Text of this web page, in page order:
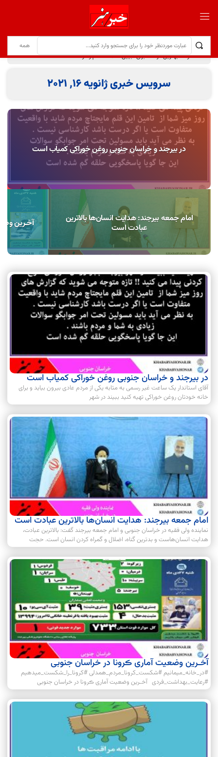
هفته دولت بهترین فرصت برای تبیین خدمات نظام و دولت
سرویس خبری ژانویه 16, 2021
در بیرجند و خراسان جنوبی روغن خوراکی کمیاب است
امام جمعه بیرجند: هدایت انسان‌ها بالاترین
عبادت است
آخـرین
در بیرجند و خراسان جنوبی روغن خوراکی کمیاب است
آقای استاندار یک ساعت غیر رسمی به مثابه یکی از مردم عادی بیرون بیاید و برای
خانه خودتان روغن خوراکی تهیه کنید ببیند در شهر
امام جمعه بیرجند: هدایت انسان‌ها بالاترین عبادت است
نماینده ولی فقیه در خراسان جنوبی و امام جمعه بیرجند گفت: بالاترین عبادت،
هدایت انسان‌هاست و بدترین گناه، اضلال و گمراه کردن انسان است. حجت
آخـرین وضعیت آماری ڪرونا در خراسان جنوبی
#در_خانه_میمانیم #شکست_کرونا_مردم_همدلی #کرونا_را_شکست_میدهیم
#رعایت_بهداشت_فردی آخـرین وضعیت آماری ڪرونا در خراسان جنوبی